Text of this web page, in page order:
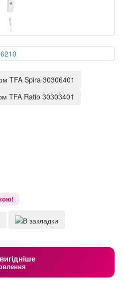
TFA Spira 30306401
TFA Ratio 30303401